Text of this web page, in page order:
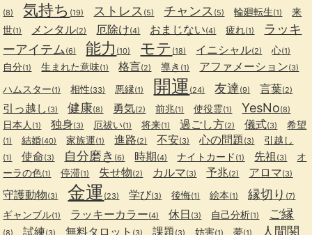
(8) 気持ち (19) ストレス (5) チャンス (5) 輪廻転生(1)
来
世(1) メンタル(2) 厄除け(4) おまじない(4) 疲れ(1)
ラッキ
ーアイテム(6) 能力 (10) モテ (18) イニシャル(2) 心(1)
自分(1) 生まれた意味(1) 格言(2) 導き (1) アファメーション(3)
ハムスター(1) 相性(33) 悪縁(1) 開運 (24) 友達 (9) 言葉(2)
引っ越し (3) 健康(8) 勇気(2) 前兆(1) 使役霊(1) YesNo(8)
日本人 (1) 独身(3) 厄祓い(1) 将来(1) 過ごし方(2) 儀式(3) 希望
(1) 結婚(40) 家族運(1) 進路(2) 不安(3) 心の問題(3) 引越し
(1) 使命(3) 自分磨き (6) 時期(4) ナイトカード (1) 先祖 (3)
オ
ーラの色(1) 停滞(1) 失せ物(2) カルマ(3) 予兆(2) アロマ(3)
守護動物(3) 金運 (23) 学び(3) 後悔(1) 絵本(1) 縁切り (7)
ギャンブル(1) ラッキーカラー(4) 休日 (3) 自己分析(1) ご縁
試練 無料タロット 課題 妨害 夢
人間関